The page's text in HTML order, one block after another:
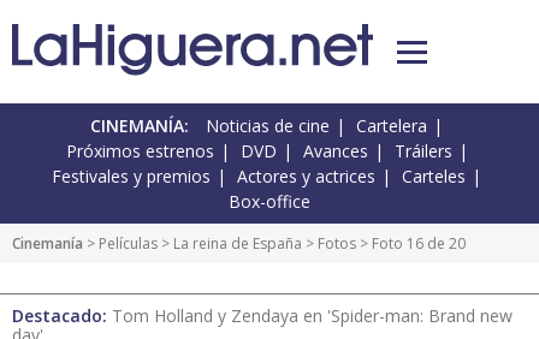
CINEMANÍA: Noticias de cine
Cartelera
Próximos estrenos
DVD Avances
Tráilers
Festivales y premios
Actores y actrices
Carteles
Box-office
Cinemanía > Películas > La reina de España > Fotos > Foto 16 de 20
Destacado: Tom Holland y Zendaya en 'Spider-man: Brand new